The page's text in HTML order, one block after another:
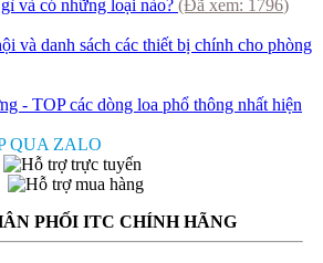
và có những loại nào? (Đã xem: 1796)
và danh sách các thiết bị chính cho phòng
- TOP các dòng loa phổ thông nhất hiện
QUA ZALO
PHỐI ITC CHÍNH HÃNG